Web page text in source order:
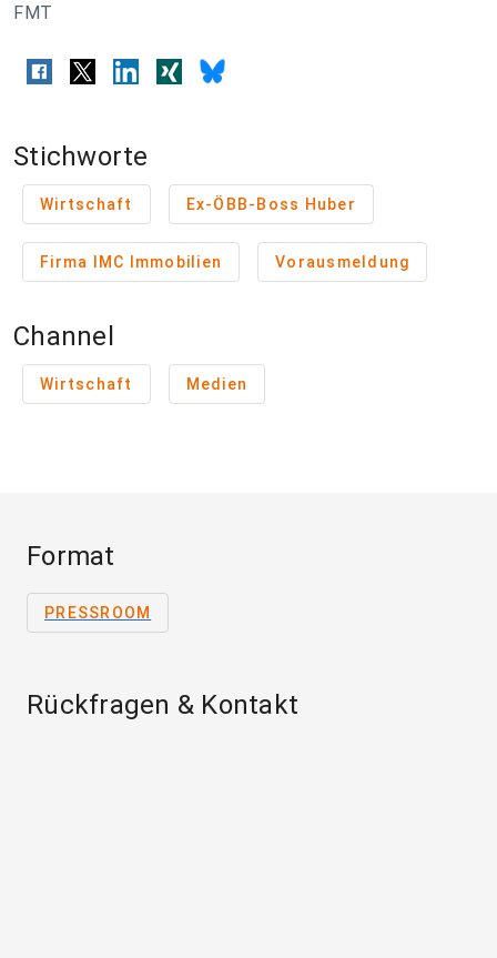
FMT
Stichworte
Wirtschaft Ex-ÖBB-Boss Huber
Firma IMC Immobilien Vorausmeldung
Channel
Wirtschaft Medien
Format
PRESSROOM
Rückfragen & Kontakt